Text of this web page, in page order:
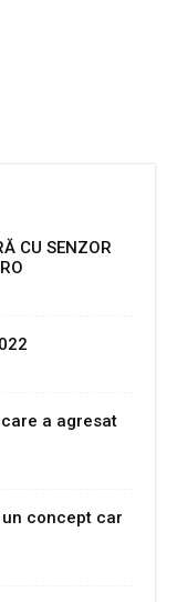
CU SENZOR
a agresat
concept car